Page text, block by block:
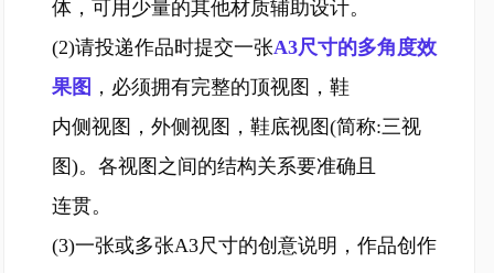
体，可用少量的其他材质辅助设计。
(2)请投递作品时提交一张A3尺寸的多角度效
果图 ，必须拥有完整的顶视图，鞋
内侧视图，外侧视图，鞋底视图(简称:三视
图)。各视图之间的结构关系要准确且
连贯。
(3)一张或多张A3尺寸的创意说明，作品创作